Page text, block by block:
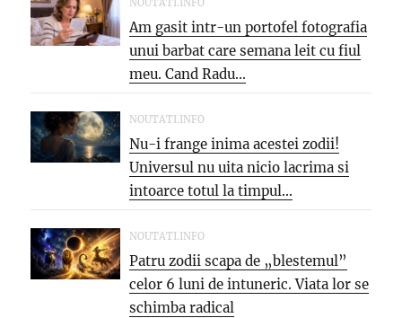
NOUTATI.INFO
Am gasit intr-un portofel fotografia
unui barbat care semana leit cu fiul
meu. Cand Radu...
NOUTATI.INFO
Nu-i frange inima acestei zodii!
Universul nu uita nicio lacrima si
intoarce totul la timpul...
NOUTATI.INFO
Patru zodii scapa de „blestemul”
celor 6 luni de intuneric. Viata lor se
schimba radical